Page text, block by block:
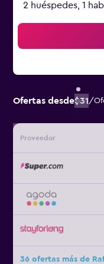
2 huéspedes, 1
Ofertas desde$31/
Proveedor
36 ofertas más de